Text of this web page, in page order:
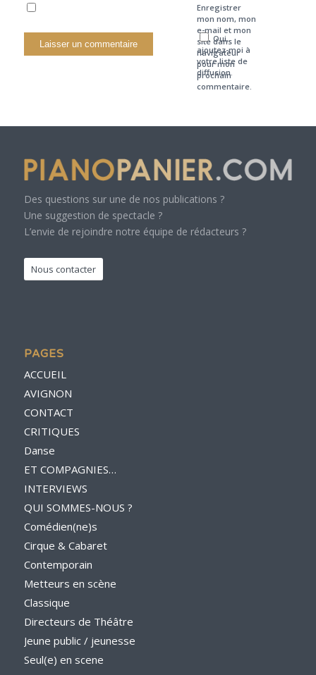
Enregistrer
mon nom, mon
e-mail et mon
site dans le
navigateur
pour mon
prochain
commentaire.
Oui,
ajoutez-moi à
votre liste de
diffusion.
Des questions sur une de nos publications ?
Une suggestion de spectacle ?
L’envie de rejoindre notre équipe de rédacteurs ?
Nous contacter
PAGES
ACCUEIL
AVIGNON
CONTACT
CRITIQUES
Danse
ET COMPAGNIES…
INTERVIEWS
QUI SOMMES-NOUS ?
Comédien(ne)s
Cirque & Cabaret
Contemporain
Metteurs en scène
Classique
Directeurs de Théâtre
Jeune public / jeunesse
Seul(e) en scene